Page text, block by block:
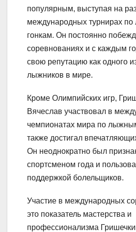
популярным, выступая на
международных турнирах
гонкам. Он постоянно
соревнованиях и с каждым
свою репутацию как одного
лыжников в мире.
Кроме Олимпийских игр,
Вячеслав участвовал в
чемпионатах мира по
также достигал
Он неоднократно был
спортсменом года и
поддержкой болельщиков.
Участие в международных
это показатель мастерства и
профессионализма